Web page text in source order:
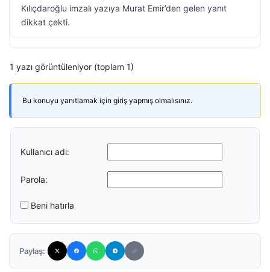
Kılıçdaroğlu imzalı yazıya Murat Emir’den gelen yanıt
dikkat çekti.
1 yazı görüntüleniyor (toplam 1)
Bu konuyu yanıtlamak için giriş yapmış olmalısınız.
Kullanıcı adı:
Parola:
Beni hatırla
Paylaş: